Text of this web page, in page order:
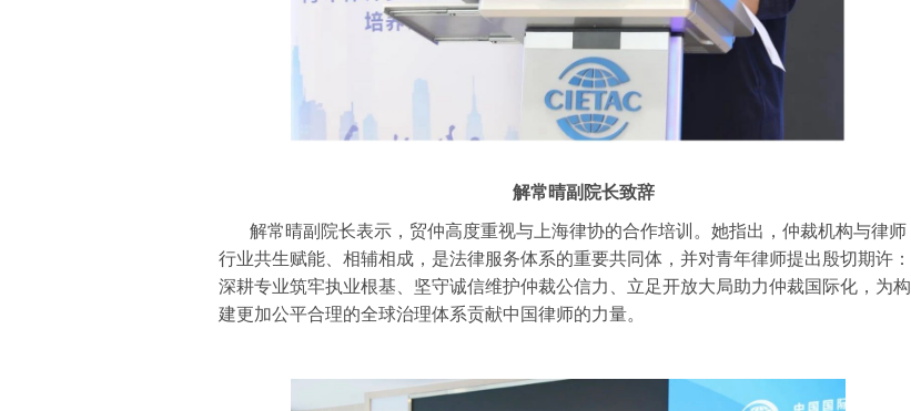
解常晴副院长致辞
解常晴副院长表示，贸仲高度重视与上海律协的合作培训。她指出，仲裁机构与律师
行业共生赋能、相辅相成，是法律服务体系的重要共同体，并对青年律师提出殷切期许：
深耕专业筑牢执业根基、坚守诚信维护仲裁公信力、立足开放大局助力仲裁国际化，为构
建更加公平合理的全球治理体系贡献中国律师的力量。